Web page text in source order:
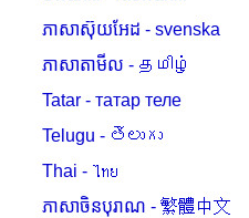
ភាសាស៊ុយអែដ - svenska
ភាសាតាមីល - தமிழ்
Tatar - татар теле
Telugu - తెలుగు
Thai - ไทย
ភាសាចិនបុរាណ - 繁體中文